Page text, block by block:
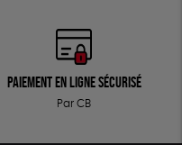
Paiement en ligne sécurisé
Par CB